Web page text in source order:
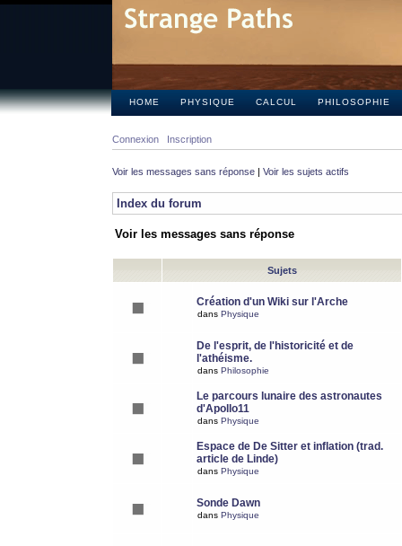
HOME PHYSIQUE CALCUL PHILOSOPHIE
Connexion Inscription
Voir les messages sans réponse | Voir les sujets actifs
Index du forum
Voir les messages sans réponse
Sujets
Création d'un Wiki sur l'Arche
dans Physique
De l'esprit, de l'historicité et de
l'athéisme.
dans Philosophie
Le parcours lunaire des astronautes
d'Apollo11
dans Physique
Espace de De Sitter et inflation (trad.
article de Linde)
dans Physique
Sonde Dawn
dans Physique